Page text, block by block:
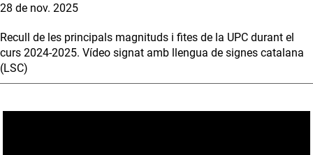
28 de nov. 2025
Recull de les principals magnituds i fites de la UPC durant el
curs 2024-2025. Vídeo signat amb llengua de signes catalana
(LSC)